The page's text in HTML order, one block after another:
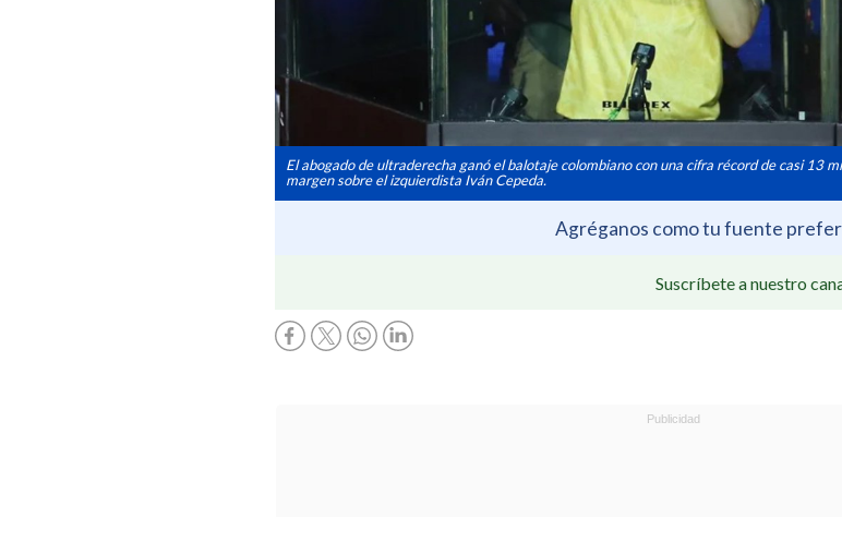
El abogado de ultraderecha ganó el balotaje colombiano con una cifra récord de casi 13
margen sobre el izquierdista Iván Cepeda.
Agréganos como tu fuente
Suscríbete a nuestro